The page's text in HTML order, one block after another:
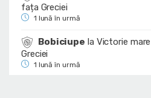
fața Greciei
1 lună în urmă
Bobiciupe la Victorie
Greciei
1 lună în urmă